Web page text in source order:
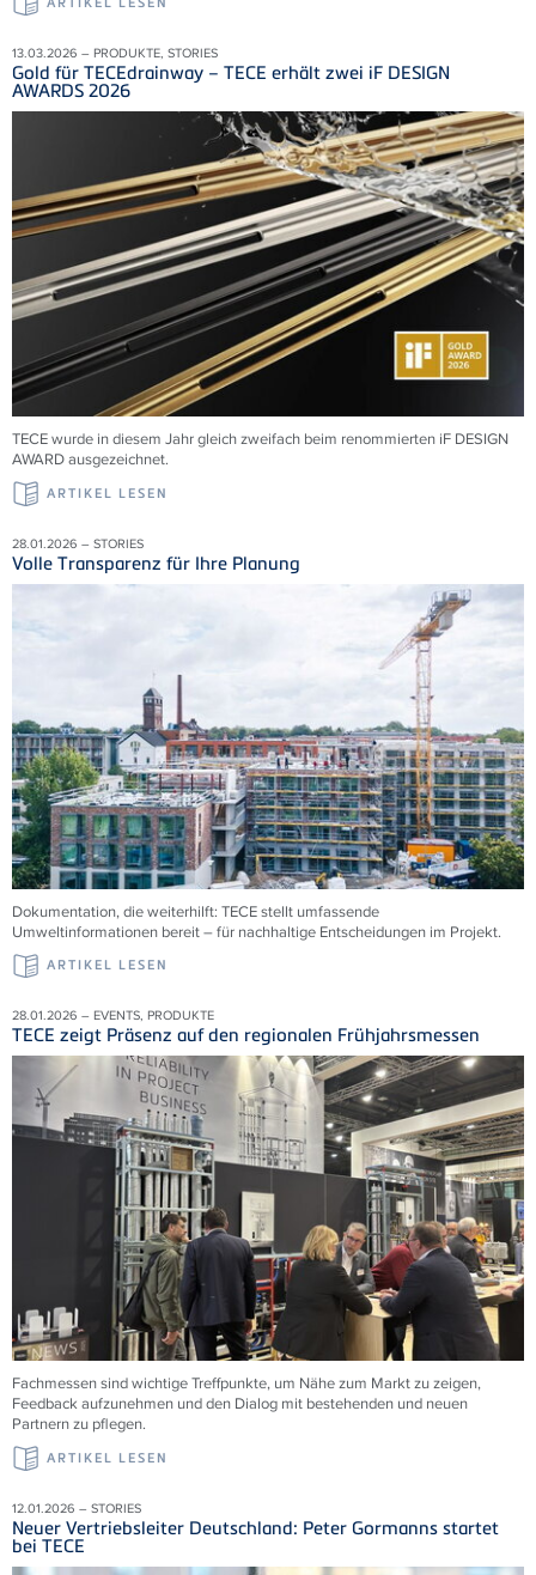
13.03.2026 – PRODUKTE, STORIES
Gold für TECEdrainway – TECE erhält zwei iF DESIGN
AWARDS 2026
TECE wurde in diesem Jahr gleich zweifach beim renommierten iF DESIGN
AWARD ausgezeichnet.
ARTIKEL LESEN
28.01.2026 – STORIES
Volle Transparenz für Ihre Planung
Dokumentation, die weiterhilft: TECE stellt umfassende
Umweltinformationen bereit – für nachhaltige Entscheidungen im Projekt.
ARTIKEL LESEN
28.01.2026 – EVENTS, PRODUKTE
TECE zeigt Präsenz auf den regionalen Frühjahrsmessen
Fachmessen sind wichtige Treffpunkte, um Nähe zum Markt zu zeigen,
Feedback aufzunehmen und den Dialog mit bestehenden und neuen
Partnern zu pflegen.
ARTIKEL LESEN
12.01.2026 – STORIES
Neuer Vertriebsleiter Deutschland: Peter Gormanns startet
bei TECE